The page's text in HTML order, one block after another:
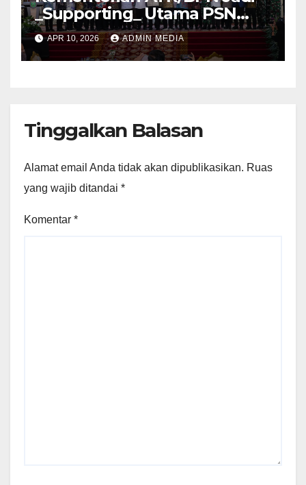
_Supporting_ Utama PSN
Pelabuhan Palembang Baru
Tanjung Carat
APR 10, 2026 ADMIN MEDIA
Tinggalkan Balasan
Alamat email Anda tidak akan dipublikasikan. Ruas
yang wajib ditandai *
Komentar *